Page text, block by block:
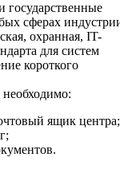
государственные
сферах
охранная, IT-
для систем
короткого
ящик центра;